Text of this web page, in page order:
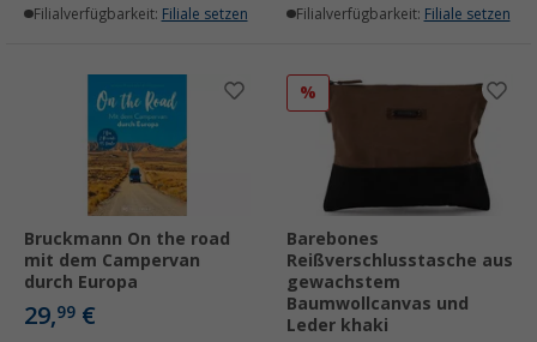
Filialverfügbarkeit: Filiale setzen
Filialverfügbarkeit: Filiale setzen
Bruckmann On the road
mit dem Campervan
durch Europa
29,99 €
%
Barebones
Reißverschlusstasche aus
gewachstem
Baumwollcanvas und
Leder khaki